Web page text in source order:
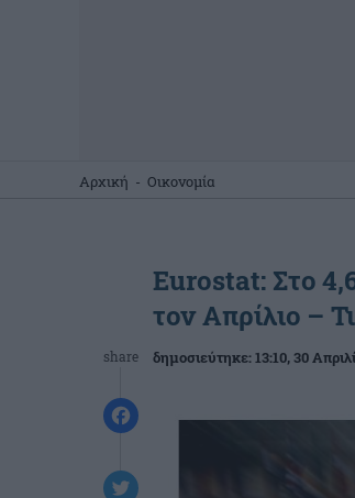
Αρχική - Οικονομία
share
Eurostat: Στο
τον Απρίλιο –
δημοσιεύτηκε:13:10, 30